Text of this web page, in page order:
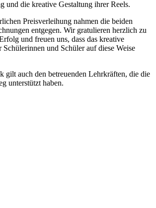
und die kreative Gestaltung ihrer Reels.
Preisverleihung nahmen die beiden
entgegen. Wir gratulieren herzlich zu
und freuen uns, dass das kreative
Schülerinnen und Schüler auf diese Weise
gilt auch den betreuenden Lehrkräften, die die
unterstützt haben.